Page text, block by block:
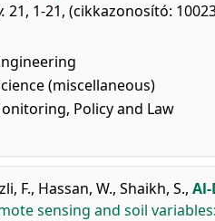
21, 1-21, (cikkazonosító:
(miscellaneous)
Policy and Law
F., Hassan, W., Shaikh, S.,
sensing and soil